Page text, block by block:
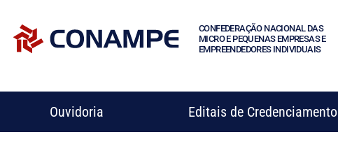
CONFEDERAÇÃO NACIONAL DAS
MICRO E PEQUENAS EMPRESAS E
EMPREENDEDORES INDIVIDUAIS
Ouvidoria Editais de Credenciamento